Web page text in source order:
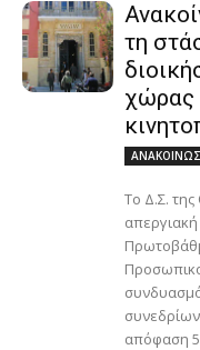
τη
χώρας
Το Δ.Σ.
απόφαση